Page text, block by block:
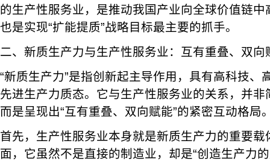
的生产性服务业，是推动我国产业向全球价值链
也是实现“扩能提质”战略目标最主要的抓手。
二、新质生产力与生产性服务业：互有重叠、双向
“新质生产力”是指创新起主导作用，具有高科技、
先进生产力质态。它与生产性服务业的关系，并
而是呈现出“互有重叠、双向赋能”的紧密互动格局
首先，生产性服务业本身就是新质生产力的重要
面，它虽然不是直接的制造业，却是“创造生产力